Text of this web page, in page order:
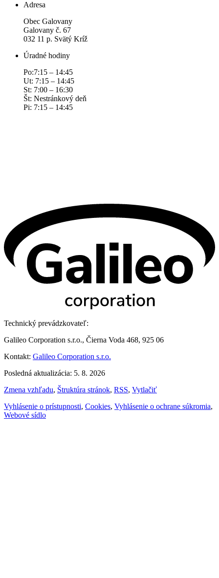
Adresa
Obec Galovany
Galovany č. 67
032 11 p. Svätý Kríž
Úradné hodiny
Po:7:15 – 14:45
Ut: 7:15 – 14:45
St: 7:00 – 16:30
Št: Nestránkový deň
Pi: 7:15 – 14:45
Technický prevádzkovateľ:
Galileo Corporation s.r.o., Čierna Voda 468, 925 06
Kontakt: Galileo Corporation s.r.o.
Posledná aktualizácia: 5. 8. 2026
Zmena vzhľadu, Štruktúra stránok, RSS, Vytlačiť
Vyhlásenie o prístupnosti, Cookies, Vyhlásenie o ochrane súkromia,
Webové sídlo